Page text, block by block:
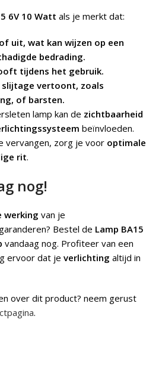
6V 10 Watt als je merkt dat:
uit, wat kan wijzen op een
bedrading.
tijdens het gebruik.
slijtage vertoont, zoals
of barsten.
lamp kan de zichtbaarheid
beïnvloeden.
vervangen, zorg je voor optimale
rit.
nog!
werking van je
garanderen? Bestel de Lamp BA15
vandaag nog. Profiteer van een
ervoor dat je verlichting altijd in
over dit product? neem gerust
.